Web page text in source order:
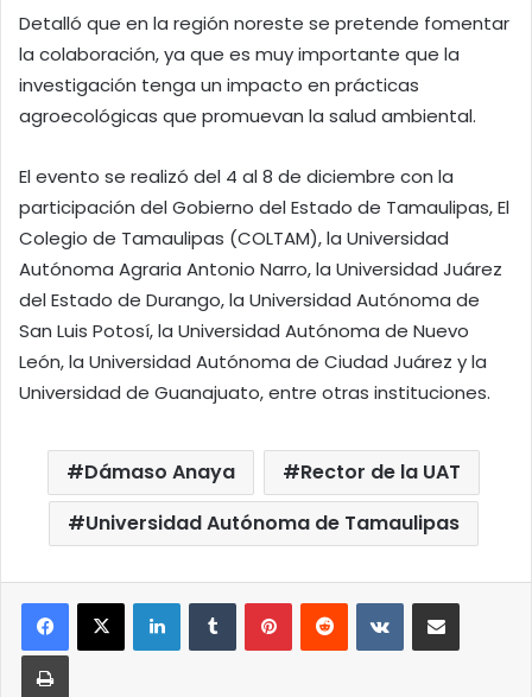
Detalló que en la región noreste se pretende fomentar
la colaboración, ya que es muy importante que la
investigación tenga un impacto en prácticas
agroecológicas que promuevan la salud ambiental.
El evento se realizó del 4 al 8 de diciembre con la
participación del Gobierno del Estado de Tamaulipas, El
Colegio de Tamaulipas (COLTAM), la Universidad
Autónoma Agraria Antonio Narro, la Universidad Juárez
del Estado de Durango, la Universidad Autónoma de
San Luis Potosí, la Universidad Autónoma de Nuevo
León, la Universidad Autónoma de Ciudad Juárez y la
Universidad de Guanajuato, entre otras instituciones.
Dámaso Anaya
Rector de la UAT
Universidad Autónoma de Tamaulipas
LinkedInTumblrPinterestReddit VKontakteCompartir por correo
Imprimir